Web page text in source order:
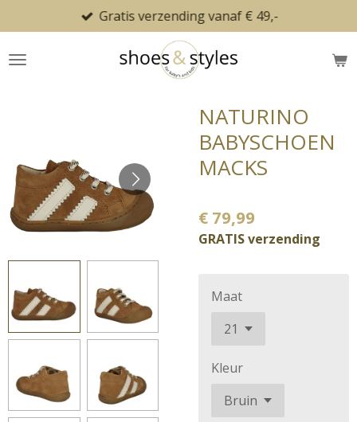
direct
naar
Gratis verzending vanaf € 49,-
NATURINO
BABYSCHOEN
MACKS
€ 79,99
GRATIS verzending
Maat
Kleur